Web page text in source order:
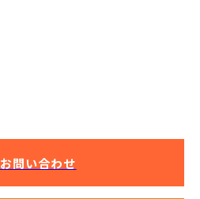
お問い合わせ